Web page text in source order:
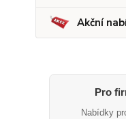
Akční
Pro
Nabídky